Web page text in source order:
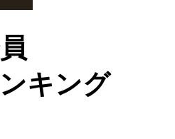
キング